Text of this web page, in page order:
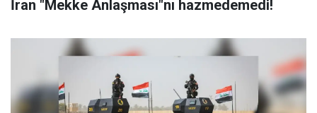
İran "Mekke Anlaşması"nı hazmedemedi!